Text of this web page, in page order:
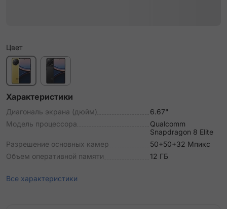
Цвет
Характеристики
Диагональ экрана (дюйм)
6.67"
Модель процессора
Qualcomm
Snapdragon 8 Elite
Разрешение основных камер
50+50+32 Мпикс
Объем оперативной памяти
12 ГБ
Все характеристики